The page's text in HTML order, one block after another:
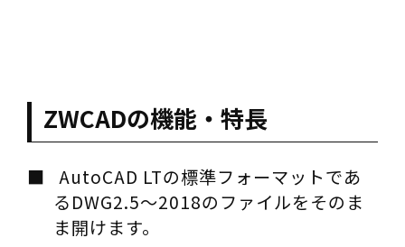
ZWCADの機能・特長
AutoCAD LTの標準フォーマットであ
るDWG2.5～2018のファイルをそのま
ま開けます。